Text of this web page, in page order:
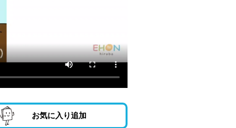
お気に入り追加